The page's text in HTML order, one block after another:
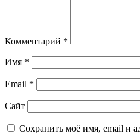
Комментарий *
Имя *
Email *
Сайт
Сохранить моё имя, email и